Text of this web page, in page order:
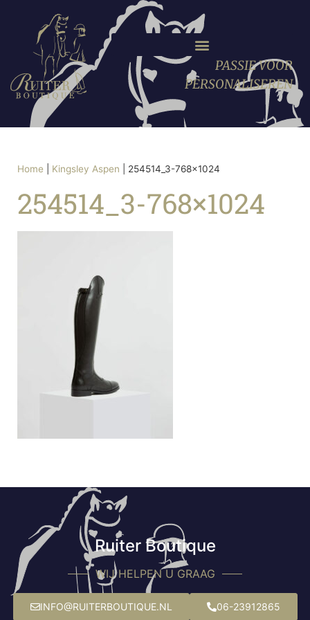
PASSIE VOOR
PERSONALISEREN
Home Kingsley Aspen 254514_3-768×1024
254514_3-768×1024
Ruiter Boutique
WIJ HELPEN U GRAAG
INFO@RUITERBOUTIQUE.NL 06-23912865